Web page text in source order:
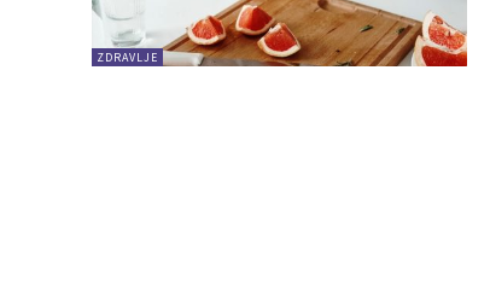
ZDRAVLJE